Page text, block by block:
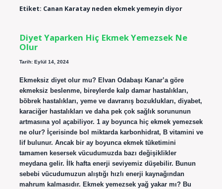
Etiket: Canan Karatay neden ekmek yemeyin diyor
Diyet Yaparken Hiç Ekmek Yemezsek Ne
Olur
Tarih: Eylül 14, 2024
Ekmeksiz diyet olur mu? Elvan Odabaşı Kanar’a göre
ekmeksiz beslenme, bireylerde kalp damar hastalıkları,
böbrek hastalıkları, yeme ve davranış bozuklukları, diyabet,
karaciğer hastalıkları ve daha pek çok sağlık sorununun
artmasına yol açabiliyor. 1 ay boyunca hiç ekmek yemezsek
ne olur? İçerisinde bol miktarda karbonhidrat, B vitamini ve
lif bulunur. Ancak bir ay boyunca ekmek tüketimini
tamamen kesersek vücudumuzda bazı değişiklikler
meydana gelir. İlk hafta enerji seviyemiz düşebilir. Bunun
sebebi vücudumuzun alıştığı hızlı enerji kaynağından
mahrum kalmasıdır. Ekmek yemezsek yağ yakar mı? Bu